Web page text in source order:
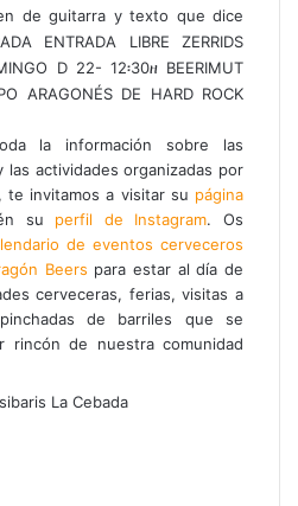
la información sobre las
las actividades organizadas por
te invitamos a visitar su página
su perfil de Instagram. Os
de eventos cerveceros
Beers para estar al día de
cerveceras, ferias, visitas a
de barriles que se
rincón de nuestra comunidad